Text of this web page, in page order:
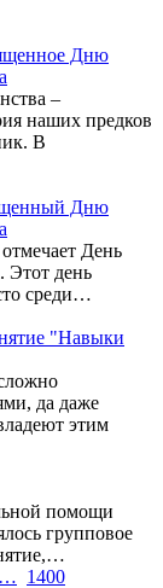
Дню
–
наших предков
В
Дню
День
Этот день
среди…
"Навыки
да даже
этим
помощи
групповое
… 1400